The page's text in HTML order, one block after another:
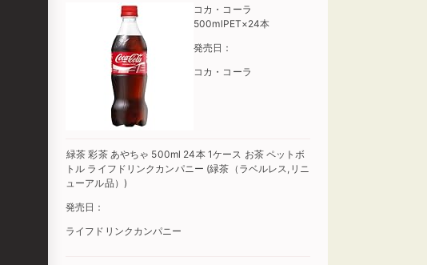
コカ・コーラ
500mlPET×24本
発売日：
コカ・コーラ
緑茶 彩茶 あやちゃ 500ml 24本 1ケース お茶 ペットボ
トル ライフドリンクカンパニー (緑茶（ラベルレス,リニ
ューアル品）)
発売日：
ライフドリンクカンパニー